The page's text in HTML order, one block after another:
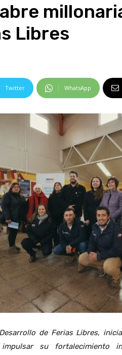
Libres
Twitter WhatsApp
de Ferias Libres,
su fortalecimiento